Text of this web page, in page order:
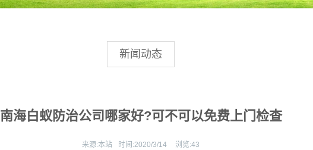
新闻动态
南海白蚁防治公司哪家好?可不可以免费上门检查
来源:本站 时间:2020/3/14 浏览:43